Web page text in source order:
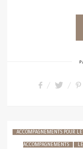
ACCOMPAGNEMENTS POUR
ACCOMPAGNEMENTS